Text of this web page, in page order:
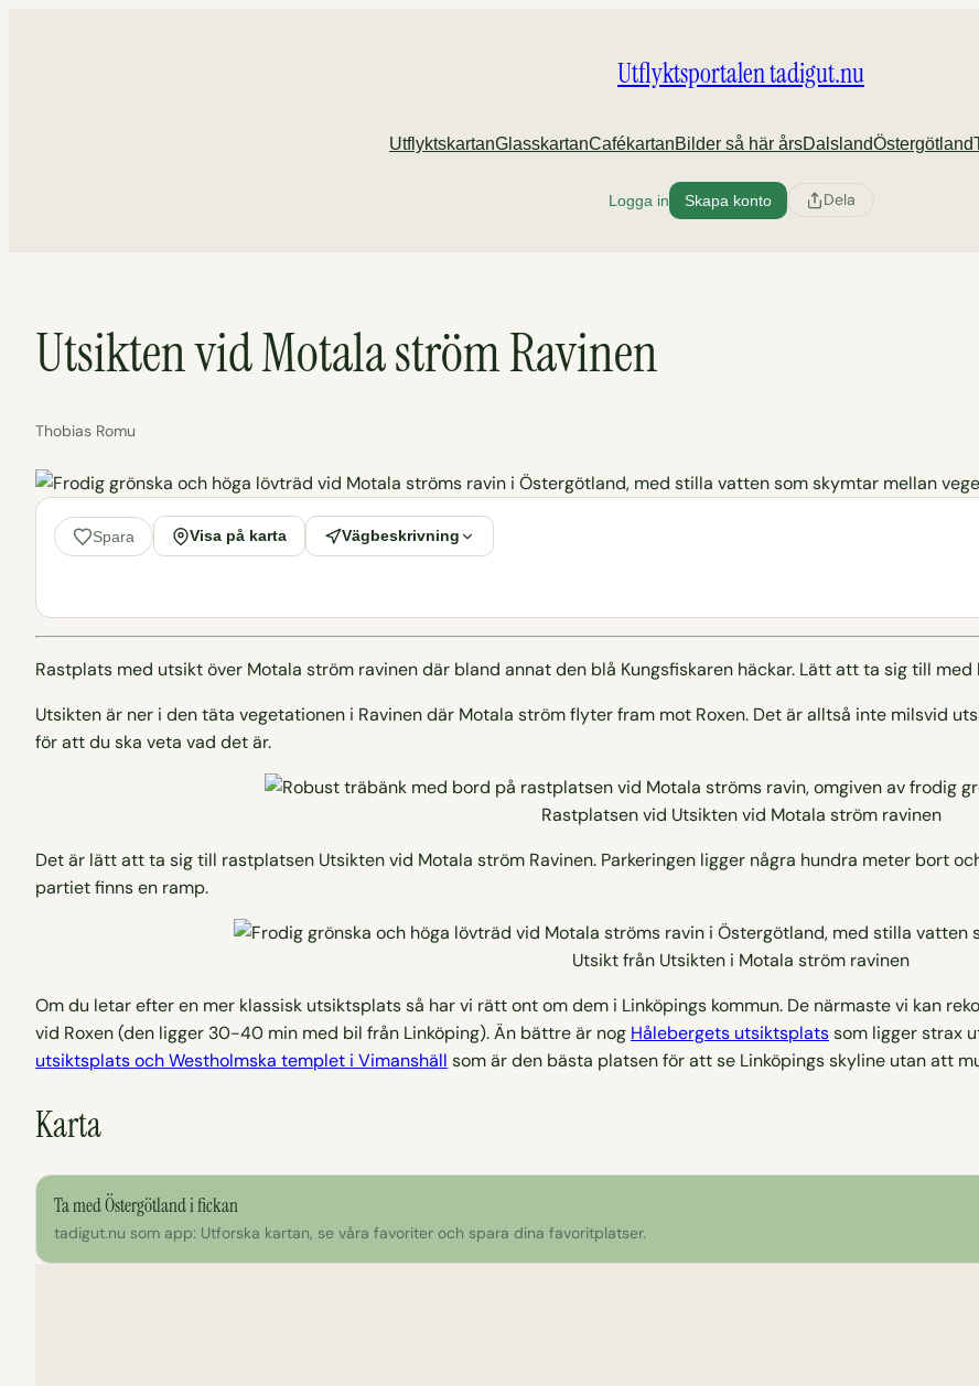
Utflyktsportalen tadigut.nu
UtflyktskartanGlasskartanCafékartanBilder så här årsDalslandÖstergötland
Logga in Skapa konto Dela
Utsikten vid Motala ström Ravinen
Thobias Romu
Spara Visa på karta Vägbeskrivning
Rastplats med utsikt över Motala ström ravinen där bland annat den blå Kungsfiskaren häckar. Lätt att ta sig till
Utsikten är ner i den täta vegetationen i Ravinen där Motala ström flyter fram mot Roxen. Det är alltså inte milsvid
för att du ska veta vad det är.
Rastplatsen vid Utsikten vid Motala ström ravinen
Det är lätt att ta sig till rastplatsen Utsikten vid Motala ström Ravinen. Parkeringen ligger några hundra meter bort
partiet finns en ramp.
Utsikt från Utsikten i Motala ström ravinen
Om du letar efter en mer klassisk utsiktsplats så har vi rätt ont om dem i Linköpings kommun. De närmaste vi kan
vid Roxen (den ligger 30-40 min med bil från Linköping). Än bättre är nog Hålebergets utsiktsplatssom ligger strax
utsiktsplats och Westholmska templet i Vimanshäll som är den bästa platsen för att se Linköpings skyline utan att
Karta
Ta med Östergötland i fickan
tadigut.nu som app: Utforska kartan, se våra favoriter och spara dina favoritplatser.